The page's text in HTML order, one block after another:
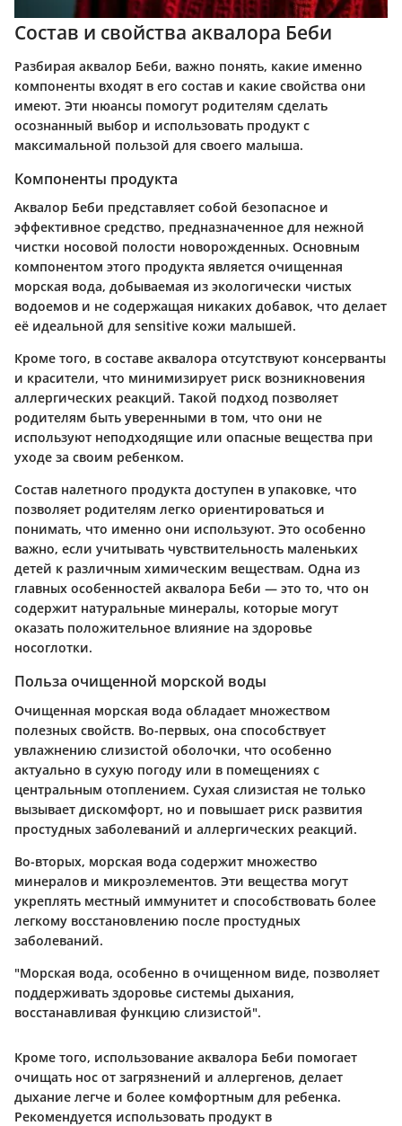
Состав и свойства аквалора Беби
Разбирая аквалор Беби, важно понять, какие именно
компоненты входят в его состав и какие свойства они
имеют. Эти нюансы помогут родителям сделать
осознанный выбор и использовать продукт с
максимальной пользой для своего малыша.
Компоненты продукта
Аквалор Беби представляет собой безопасное и
эффективное средство, предназначенное для нежной
чистки носовой полости новорожденных. Основным
компонентом этого продукта является очищенная
морская вода, добываемая из экологически чистых
водоемов и не содержащая никаких добавок, что делает
её идеальной для sensitive кожи малышей.
Кроме того, в составе аквалора отсутствуют консерванты
и красители, что минимизирует риск возникновения
аллергических реакций. Такой подход позволяет
родителям быть уверенными в том, что они не
используют неподходящие или опасные вещества при
уходе за своим ребенком.
Состав налетного продукта доступен в упаковке, что
позволяет родителям легко ориентироваться и
понимать, что именно они используют. Это особенно
важно, если учитывать чувствительность маленьких
детей к различным химическим веществам. Одна из
главных особенностей аквалора Беби — это то, что он
содержит натуральные минералы, которые могут
оказать положительное влияние на здоровье
носоглотки.
Польза очищенной морской воды
Очищенная морская вода обладает множеством
полезных свойств. Во-первых, она способствует
увлажнению слизистой оболочки, что особенно
актуально в сухую погоду или в помещениях с
центральным отоплением. Сухая слизистая не только
вызывает дискомфорт, но и повышает риск развития
простудных заболеваний и аллергических реакций.
Во-вторых, морская вода содержит множество
минералов и микроэлементов. Эти вещества могут
укреплять местный иммунитет и способствовать более
легкому восстановлению после простудных
заболеваний.
"Морская вода, особенно в очищенном виде, позволяет
поддерживать здоровье системы дыхания,
восстанавливая функцию слизистой".
Кроме того, использование аквалора Беби помогает
очищать нос от загрязнений и аллергенов, делает
дыхание легче и более комфортным для ребенка.
Рекомендуется использовать продукт в